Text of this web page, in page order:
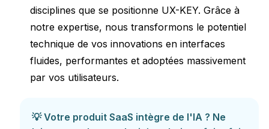
disciplines que se positionne UX-KEY. Grâce à
notre expertise, nous transformons le potentiel
technique de vos innovations en interfaces
fluides, performantes et adoptées massivement
par vos utilisateurs.
💡 Votre produit SaaS intègre de l'IA ? Ne